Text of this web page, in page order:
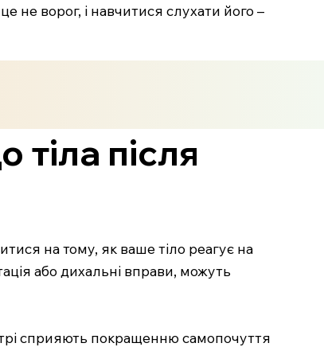
не ворог, і навчитися слухати його –
тіла після
на тому, як ваше тіло реагує на
або дихальні вправи, можуть
сприяють покращенню самопочуття